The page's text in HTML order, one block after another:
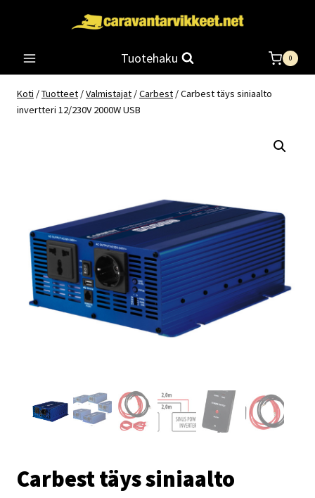
Tuotehaku 0
Koti /Tuotteet /Valmistajat /Carbest /Carbest täys siniaalto
invertteri 12/230V 2000W USB
Carbest täys siniaalto